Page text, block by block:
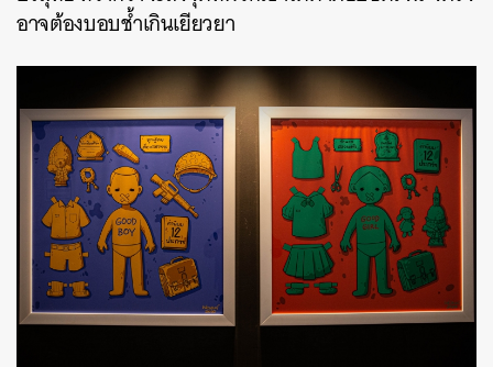
อาจต้องบอบช้ำเกินเยียวยา